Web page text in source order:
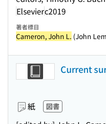
Elsevierc2019
著者標目
Cameron, John L. (John
Current
紙 図書